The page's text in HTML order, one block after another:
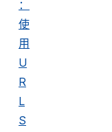
：
使
用
U
R
L
S